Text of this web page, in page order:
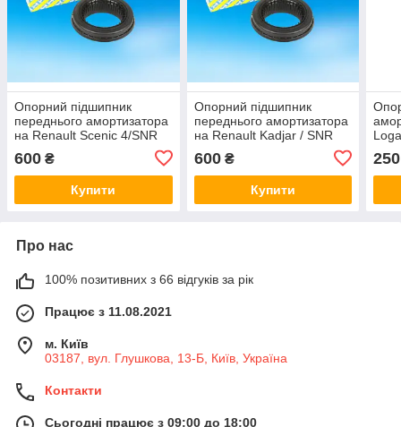
Опорний підшипник
переднього амортизатора
на Renault Scenic 4/SNR
600 ₴
Купити
Опорний підшипник
переднього амортизатора
на Renault Kadjar / SNR
600₴
Купити
250
Про нас
100% позитивних з 66 відгуків за рік
Працює з 11.08.2021
м. Київ
03187, вул. Глушкова, 13-Б, Київ, Україна
Контакти
Сьогодні працює з 09:00 до 18:00